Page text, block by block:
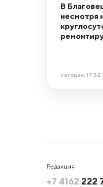
В
несмотря
сегодня, 17:32
Редакция
+7 4162 222